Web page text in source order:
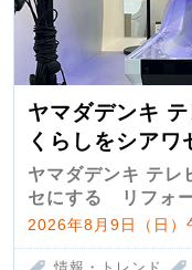
ヤマダデンキ
くらしをシア
匠 第7弾
ヤマダデンキ テレ
セにする リフォ
2026年8月9日（日